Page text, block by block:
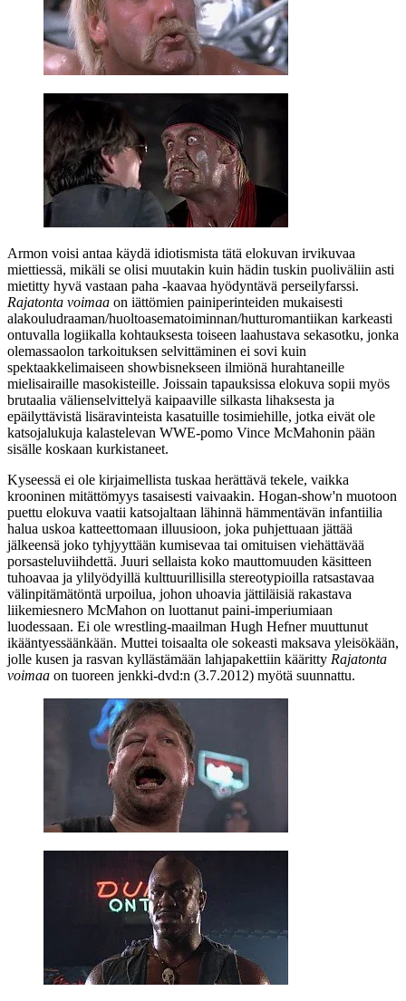
Armon voisi antaa käydä idiotismista tätä elokuvan irvikuvaa
miettiessä, mikäli se olisi muutakin kuin hädin tuskin puoliväliin asti
mietitty hyvä vastaan paha ‑kaavaa hyödyntävä perseilyfarssi.
Rajatonta voimaa on iättömien painiperinteiden mukaisesti
alakouludraaman/huoltoasematoiminnan/hutturomantiikan karkeasti
ontuvalla logiikalla kohtauksesta toiseen laahustava sekasotku, jonka
olemassaolon tarkoituksen selvittäminen ei sovi kuin
spektaakkelimaiseen showbisnekseen ilmiönä hurahtaneille
mielisairaille masokisteille. Joissain tapauksissa elokuva sopii myös
brutaalia välienselvittelyä kaipaaville silkasta lihaksesta ja
epäilyttävistä lisäravinteista kasatuille tosimiehille, jotka eivät ole
katsojalukuja kalastelevan WWE‑pomo Vince McMahonin pään
sisälle koskaan kurkistaneet.
Kyseessä ei ole kirjaimellista tuskaa herättävä tekele, vaikka
krooninen mitättömyys tasaisesti vaivaakin. Hogan-show'n muotoon
puettu elokuva vaatii katsojaltaan lähinnä hämmentävän infantiilia
halua uskoa katteettomaan illuusioon, joka puhjettuaan jättää
jälkeensä joko tyhjyyttään kumisevaa tai omituisen viehättävää
porsasteluviihdettä. Juuri sellaista koko mauttomuuden käsitteen
tuhoavaa ja ylilyödyillä kulttuurillisilla stereotypioilla ratsastavaa
välinpitämätöntä urpoilua, johon uhoavia jättiläisiä rakastava
liikemiesnero McMahon on luottanut paini-imperiumiaan
luodessaan. Ei ole wrestling-maailman Hugh Hefnermuuttunut
ikääntyessäänkään. Muttei toisaalta ole sokeasti maksava yleisökään,
jolle kusen ja rasvan kyllästämään lahjapakettiin kääritty Rajatonta
voimaa on tuoreen jenkki-dvd:n (3.7.2012) myötä suunnattu.